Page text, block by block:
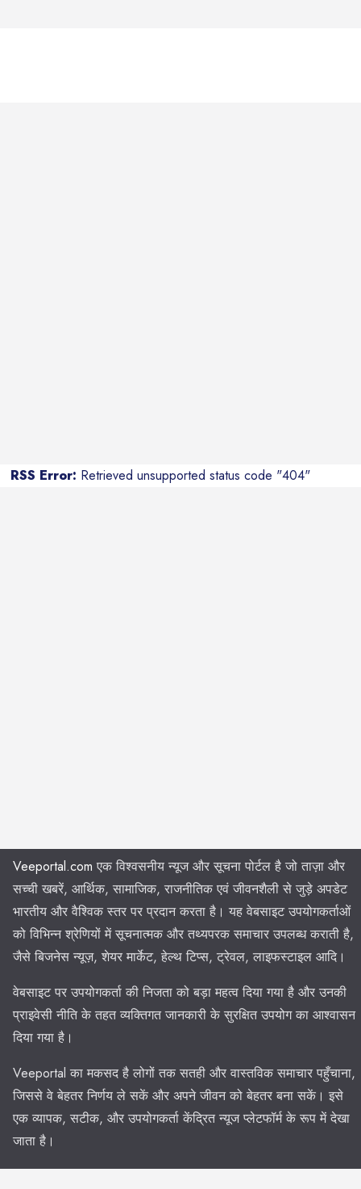
RSS Error: Retrieved unsupported status code "404"
Veeportal.com एक विश्वसनीय न्यूज और सूचना पोर्टल है जो ताज़ा और
सच्ची खबरें, आर्थिक, सामाजिक, राजनीतिक एवं जीवनशैली से जुड़े अपडेट
भारतीय और वैश्विक स्तर पर प्रदान करता है। यह वेबसाइट उपयोगकर्ताओं
को विभिन्न श्रेणियों में सूचनात्मक और तथ्यपरक समाचार उपलब्ध कराती है,
जैसे बिजनेस न्यूज़, शेयर मार्केट, हेल्थ टिप्स, ट्रेवल, लाइफस्टाइल आदि।
वेबसाइट पर उपयोगकर्ता की निजता को बड़ा महत्व दिया गया है और उनकी
प्राइवेसी नीति के तहत व्यक्तिगत जानकारी के सुरक्षित उपयोग का आश्वासन
दिया गया है।
Veeportal का मकसद है लोगों तक सतही और वास्तविक समाचार पहुँचाना,
जिससे वे बेहतर निर्णय ले सकें और अपने जीवन को बेहतर बना सकें। इसे
एक व्यापक, सटीक, और उपयोगकर्ता केंद्रित न्यूज प्लेटफॉर्म के रूप में देखा
जाता है।